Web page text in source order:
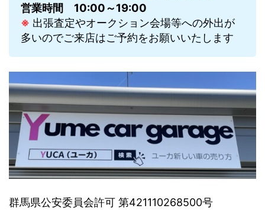
営業時間
10:00～19:00
※ 出張査定やオークション会場等への外出が
多いのでご来店はご予約をお願いいたします
群馬県公安委員会許可 第421110268500号